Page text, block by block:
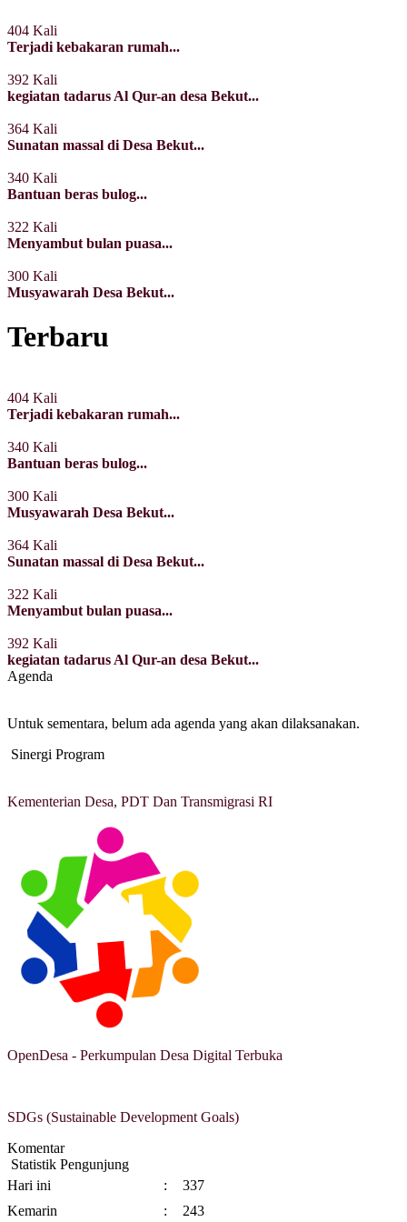
404 Kali
Terjadi kebakaran rumah...
392 Kali
kegiatan tadarus Al Qur-an desa Bekut...
364 Kali
Sunatan massal di Desa Bekut...
340 Kali
Bantuan beras bulog...
322 Kali
Menyambut bulan puasa...
300 Kali
Musyawarah Desa Bekut...
Terbaru
404 Kali
Terjadi kebakaran rumah...
340 Kali
Bantuan beras bulog...
300 Kali
Musyawarah Desa Bekut...
364 Kali
Sunatan massal di Desa Bekut...
322 Kali
Menyambut bulan puasa...
392 Kali
kegiatan tadarus Al Qur-an desa Bekut...
Agenda
Untuk sementara, belum ada agenda yang akan dilaksanakan.
Sinergi Program
Kementerian Desa, PDT Dan Transmigrasi RI
OpenDesa - Perkumpulan Desa Digital Terbuka
SDGs (Sustainable Development Goals)
Komentar
Statistik Pengunjung
Hari ini
:
337
Kemarin
: 243